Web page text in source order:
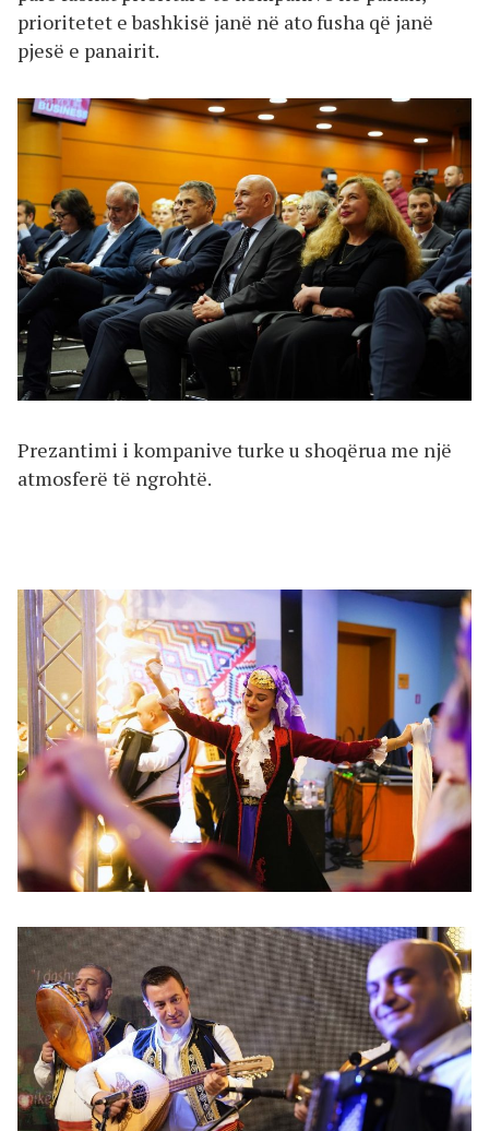
prioritetet e bashkisë janë në ato fusha që janë
pjesë e panairit.
Prezantimi i kompanive turke u shoqërua me një
atmosferë të ngrohtë.